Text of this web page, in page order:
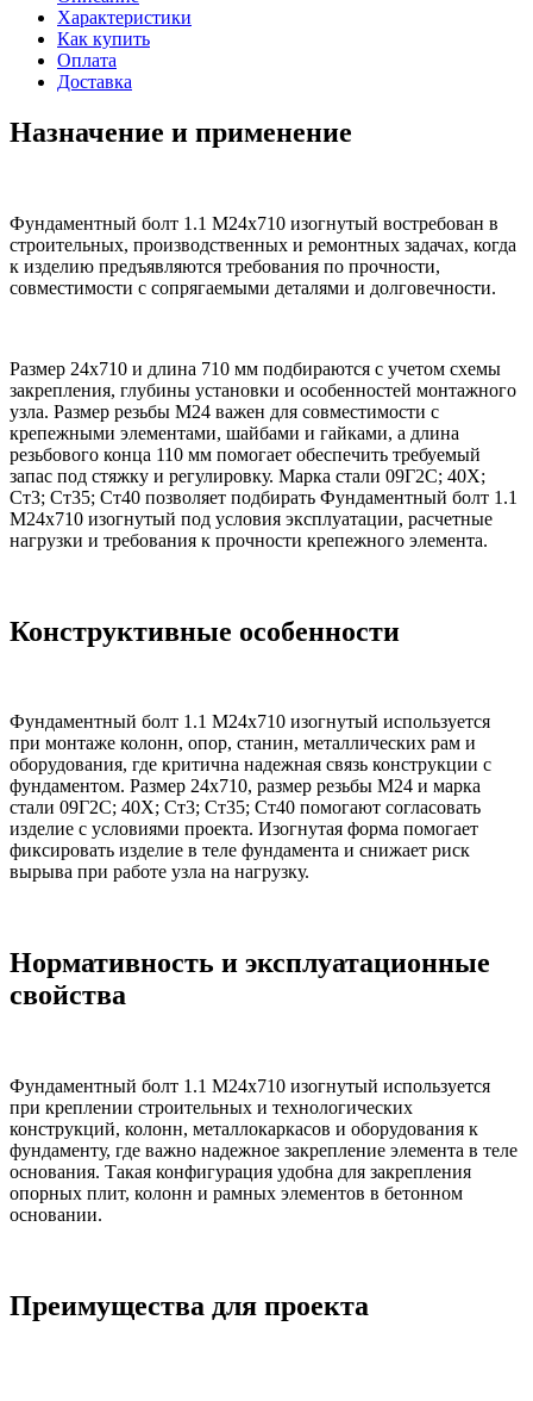
Характеристики
Как купить
Оплата
Доставка
Назначение и применение
Фундаментный болт 1.1 М24х710 изогнутый востребован в
строительных, производственных и ремонтных задачах, когда
к изделию предъявляются требования по прочности,
совместимости с сопрягаемыми деталями и долговечности.
Размер 24х710 и длина 710 мм подбираются с учетом схемы
закрепления, глубины установки и особенностей монтажного
узла. Размер резьбы М24 важен для совместимости с
крепежными элементами, шайбами и гайками, а длина
резьбового конца 110 мм помогает обеспечить требуемый
запас под стяжку и регулировку. Марка стали 09Г2С; 40Х;
Ст3; Ст35; Ст40 позволяет подбирать Фундаментный болт 1.1
М24х710 изогнутый под условия эксплуатации, расчетные
нагрузки и требования к прочности крепежного элемента.
Конструктивные особенности
Фундаментный болт 1.1 М24х710 изогнутый используется
при монтаже колонн, опор, станин, металлических рам и
оборудования, где критична надежная связь конструкции с
фундаментом. Размер 24х710, размер резьбы М24 и марка
стали 09Г2С; 40Х; Ст3; Ст35; Ст40 помогают согласовать
изделие с условиями проекта. Изогнутая форма помогает
фиксировать изделие в теле фундамента и снижает риск
вырыва при работе узла на нагрузку.
Нормативность и эксплуатационные
свойства
Фундаментный болт 1.1 М24х710 изогнутый используется
при креплении строительных и технологических
конструкций, колонн, металлокаркасов и оборудования к
фундаменту, где важно надежное закрепление элемента в теле
основания. Такая конфигурация удобна для закрепления
опорных плит, колонн и рамных элементов в бетонном
основании.
Преимущества для проекта